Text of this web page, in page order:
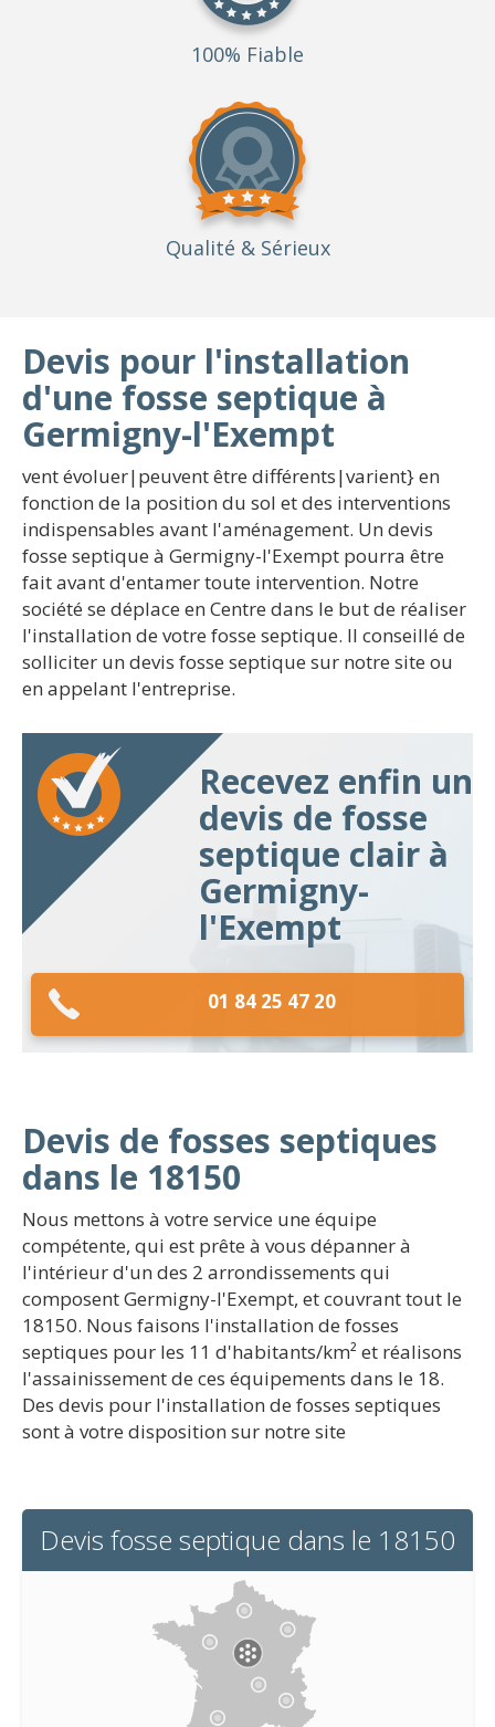
100% Fiable
Qualité & Sérieux
Devis pour l'installation
d'une fosse septique à
Germigny-l'Exempt
vent évoluer|peuvent être différents|varient} en
fonction de la position du sol et des interventions
indispensables avant l'aménagement. Un devis
fosse septique à Germigny-l'Exempt pourra être
fait avant d'entamer toute intervention. Notre
société se déplace en Centre dans le but de réaliser
l'installation de votre fosse septique. Il conseillé de
solliciter un devis fosse septique sur notre site ou
en appelant l'entreprise.
Recevez enfin un
devis de fosse
septique clair à
Germigny-
l'Exempt
01 84 25 47 20
Devis de fosses septiques
dans le 18150
Nous mettons à votre service une équipe
compétente, qui est prête à vous dépanner à
l'intérieur d'un des 2 arrondissements qui
composent Germigny-l'Exempt, et couvrant tout le
18150. Nous faisons l'installation de fosses
septiques pour les 11 d'habitants/km² et réalisons
l'assainissement de ces équipements dans le 18.
Des devis pour l'installation de fosses septiques
sont à votre disposition sur notre site
Devis fosse septique dans le 18150